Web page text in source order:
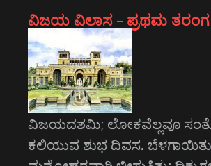
ವಿಜಯ ವಿಲಾಸ – ಪ್ರಥಮ ತರಂಗ
ವಿಜಯದಶಮಿ; ಲೋಕವೆಲ್ಲವೂ
ಕಲಿಯುವ ಶುಭ ದಿವಸ.